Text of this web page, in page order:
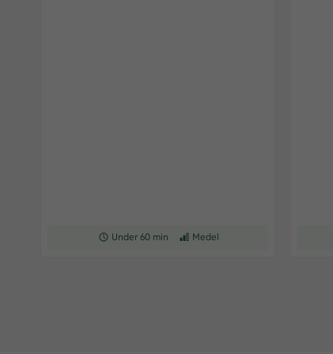
Receptet tar Under 60 min att tillaga
Under 60 min Receptet har Medel svårighetsgrad
Medel